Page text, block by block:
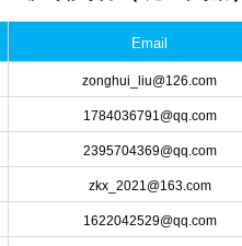
Email
zonghui_liu@126.com
1784036791@qq.com
2395704369@qq.com
zkx_2021@163.com
1622042529@qq.com